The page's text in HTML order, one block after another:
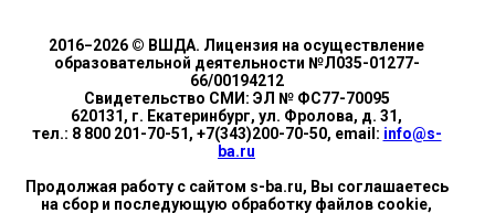
2016−2026 © ВШДА. Лицензия на осуществление
образовательной деятельности №Л035-01277-
66/00194212
Свидетельство СМИ: ЭЛ № ФС77-70095
620131, г. Екатеринбург, ул. Фролова, д. 31,
тел.: 8 800 201-70-51, +7(343)200-70-50, email: info@s-
ba.ru
Продолжая работу с сайтом s-ba.ru, Вы соглашаетесь
на сбор и последующую обработку файлов cookie,